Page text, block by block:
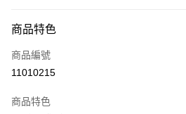
信用卡一次付款
運送方式
宅配
商品特色
商品編號
11010215
商品特色